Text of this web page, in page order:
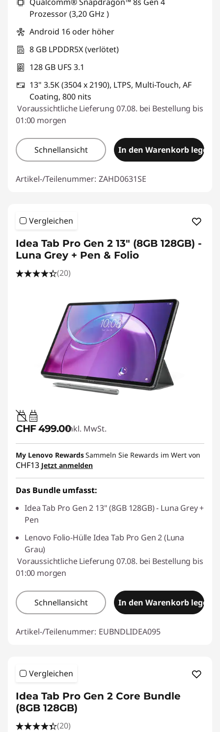
Prozessor (3,20 GHz )
Android 16 oder höher
8 GB LPDDR5X (verlötet)
128 GB UFS 3.1
13" 3.5K (3504 x 2190), LTPS, Multi-Touch, AF
Coating, 800 nits
Voraussichtliche Lieferung 07.08. bei Bestellung bis
01:00 morgen
Schnellansicht In den Warenkorb legen
Artikel-/Teilenummer: ZAHD0631SE
Vergleichen
Idea Tab Pro Gen 2 13" (8GB 128GB) -
Luna Grey + Pen & Folio
(20)
20W-60W
USB PD
CHF 499.00Inkl. MwSt.
My Lenovo RewardsSammeln Sie Rewards im Wert von
CHF13 Jetzt anmelden
Das Bundle umfasst:
Idea Tab Pro Gen 2 13" (8GB 128GB) - Luna Grey +
Pen
Lenovo Folio-Hülle Idea Tab Pro Gen 2 (Luna
Grau)
Voraussichtliche Lieferung 07.08. bei Bestellung bis
01:00 morgen
Schnellansicht In den Warenkorb legen
Artikel-/Teilenummer: EUBNDLIDEA095
Vergleichen
Idea Tab Pro Gen 2 Core Bundle
(8GB 128GB)
(20)